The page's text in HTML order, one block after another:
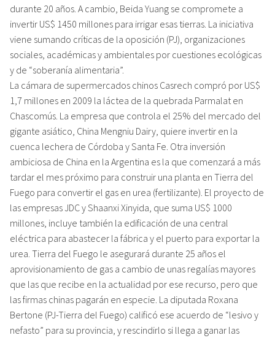
durante 20 años. A cambio, Beida Yuang se compromete a
invertir US$ 1450 millones para irrigar esas tierras. La iniciativa
viene sumando críticas de la oposición (PJ), organizaciones
sociales, académicas y ambientales por cuestiones ecológicas
y de “soberanía alimentaria”.
La cámara de supermercados chinos Casrech compró por US$
1,7 millones en 2009 la láctea de la quebrada Parmalat en
Chascomús. La empresa que controla el 25% del mercado del
gigante asiático, China Mengniu Dairy, quiere invertir en la
cuenca lechera de Córdoba y Santa Fe. Otra inversión
ambiciosa de China en la Argentina es la que comenzará a más
tardar el mes próximo para construir una planta en Tierra del
Fuego para convertir el gas en urea (fertilizante). El proyecto de
las empresas JDC y Shaanxi Xinyida, que suma US$ 1000
millones, incluye también la edificación de una central
eléctrica para abastecer la fábrica y el puerto para exportar la
urea. Tierra del Fuego le asegurará durante 25 años el
aprovisionamiento de gas a cambio de unas regalías mayores
que las que recibe en la actualidad por ese recurso, pero que
las firmas chinas pagarán en especie. La diputada Roxana
Bertone (PJ-Tierra del Fuego) calificó ese acuerdo de “lesivo y
nefasto” para su provincia, y rescindirlo si llega a ganar las